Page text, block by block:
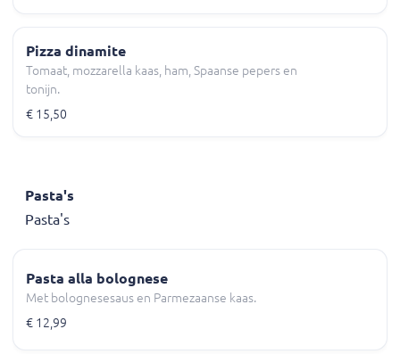
Pizza dinamite
Tomaat, mozzarella kaas, ham, Spaanse pepers en
tonijn.
€ 15,50
Pasta's
Pasta's
Pasta alla bolognese
Met bolognesesaus en Parmezaanse kaas.
€ 12,99